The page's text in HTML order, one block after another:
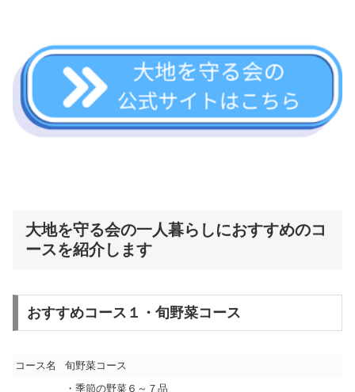
大地を守る会の一人暮らしにおすすめのコ
ースを紹介します
おすすめコース１・旬野菜コース
コース名
旬野菜コース
・季節の野菜６～７品